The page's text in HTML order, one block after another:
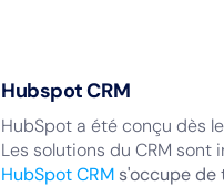
Hubspot CRM
HubSpot a été conçu dès
Les solutions du CRM
HubSpot CRM s'occupe de